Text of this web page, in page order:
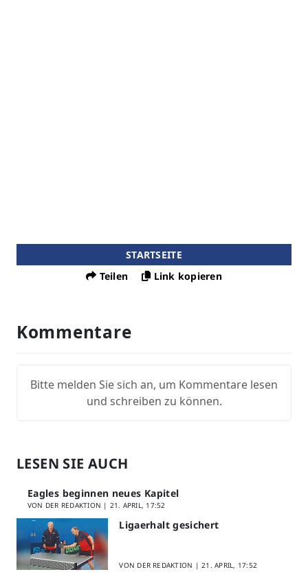
STARTSEITE
Teilen
Link kopieren
Kommentare
Bitte melden Sie sich an, um Kommentare lesen
und schreiben zu können.
LESEN SIE AUCH
Eagles beginnen neues Kapitel
VON DER REDAKTION | 21. APRIL, 17:52
Ligaerhalt gesichert
VON DER REDAKTION |21. APRIL, 17:52